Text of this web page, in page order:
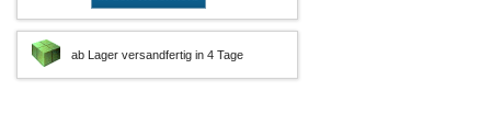
ab Lager versandfertig in 4 Tage